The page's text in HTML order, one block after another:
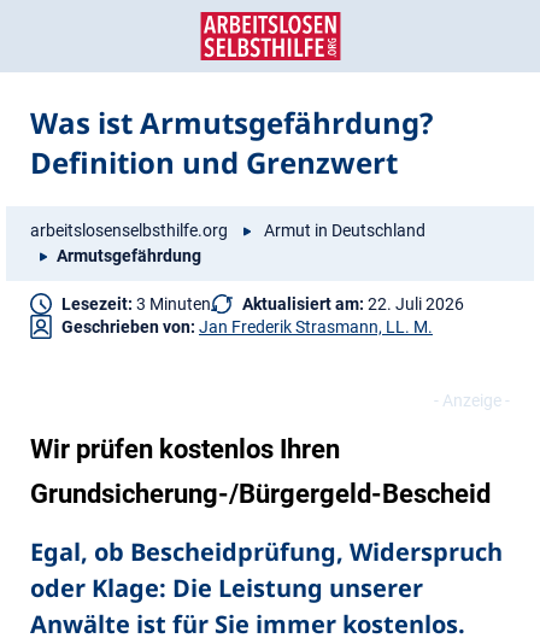
Was ist Armutsgefährdung?
Definition und Grenzwert
arbeitslosenselbsthilfe.org
Armut in Deutschland
Armutsgefährdung
Lesezeit: 3 Minuten Aktualisiert am: 22. Juli 2026
Geschrieben von: Jan Frederik Strasmann, LL. M.
Wir prüfen kostenlos Ihren
Grundsicherung-/Bürgergeld-Bescheid
Egal, ob Bescheidprüfung, Widerspruch
oder Klage: Die Leistung unserer
Anwälte ist für Sie immer kostenlos.